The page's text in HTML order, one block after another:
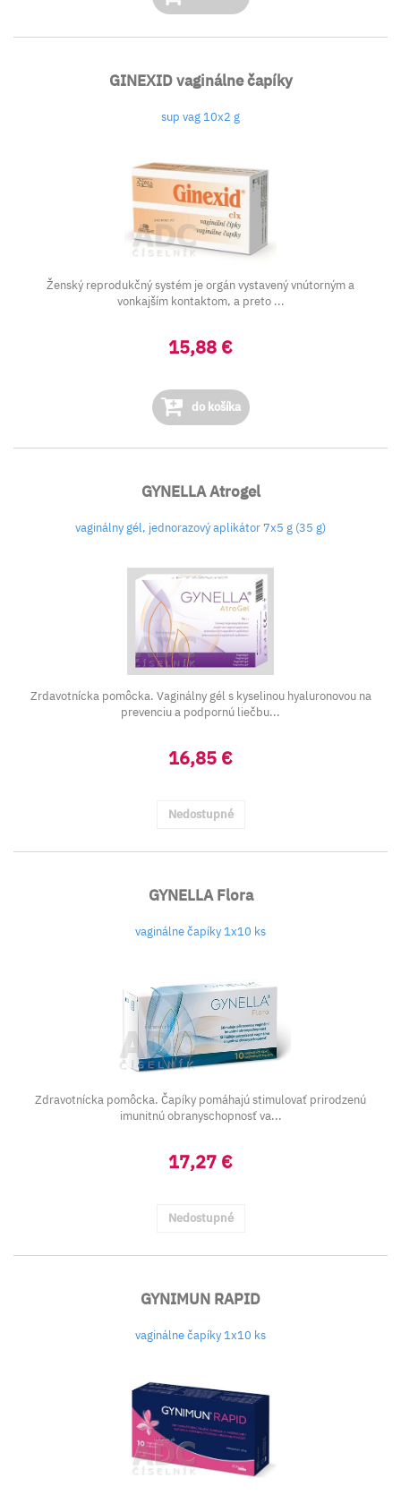
GINEXID vaginálne čapíky
sup vag 10x2 g
Ženský reprodukčný systém je orgán vystavený vnútorným a
vonkajším kontaktom, a preto ...
15,88 €
do košíka
GYNELLA Atrogel
vaginálny gél, jednorazový aplikátor 7x5 g (35 g)
Zrdavotnícka pomôcka. Vaginálny gél s kyselinou hyaluronovou na
prevenciu a podpornú liečbu...
16,85 €
Nedostupné
GYNELLA Flora
vaginálne čapíky 1x10 ks
Zdravotnícka pomôcka. Čapíky pomáhajú stimulovať prirodzenú
imunitnú obranyschopnosť va...
17,27 €
Nedostupné
GYNIMUN RAPID
vaginálne čapíky 1x10 ks